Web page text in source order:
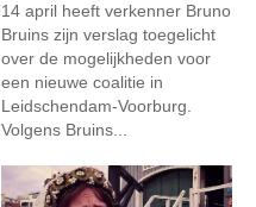
14 april heeft verkenner Bruno
Bruins zijn verslag toegelicht
over de mogelijkheden voor
een nieuwe coalitie in
Leidschendam-Voorburg.
Volgens Bruins...